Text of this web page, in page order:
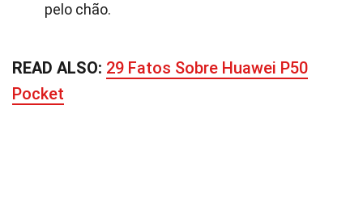
pelo chão.
READ ALSO: 29 Fatos Sobre Huawei P50
Pocket